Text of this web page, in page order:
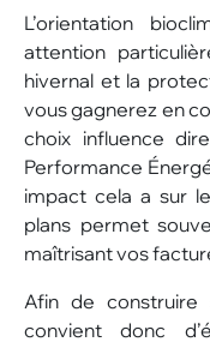
L’orientation
attention
hivernal et la
vous gagnerez en
choix influence
Performance
impact cela a sur
plans permet
maîtrisant vos
Afin de
convient donc